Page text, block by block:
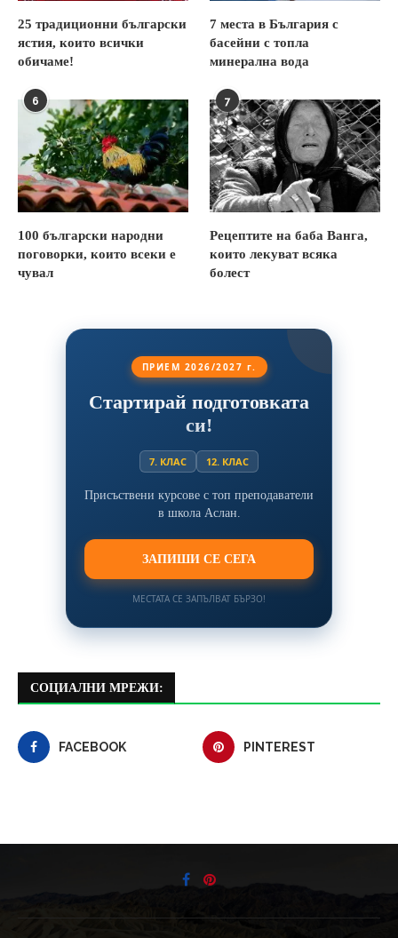
25 традиционни български
ястия, които всички
обичаме!
7 места в България с
басейни с топла
минерална вода
6
100 български народни
поговорки, които всеки е
чувал
7
Рецептите на баба Ванга,
които лекуват всяка
болест
ПРИЕМ 2026/2027 г.
Стартирай подготовката
си!
7. КЛАС 12. КЛАС
Присъствени курсове с топ преподаватели
в школа Аслан.
ЗАПИШИ СЕ СЕГА
МЕСТАТА СЕ ЗАПЪЛВАТ БЪРЗО!
СОЦИАЛНИ МРЕЖИ:
FACEBOOK PINTEREST